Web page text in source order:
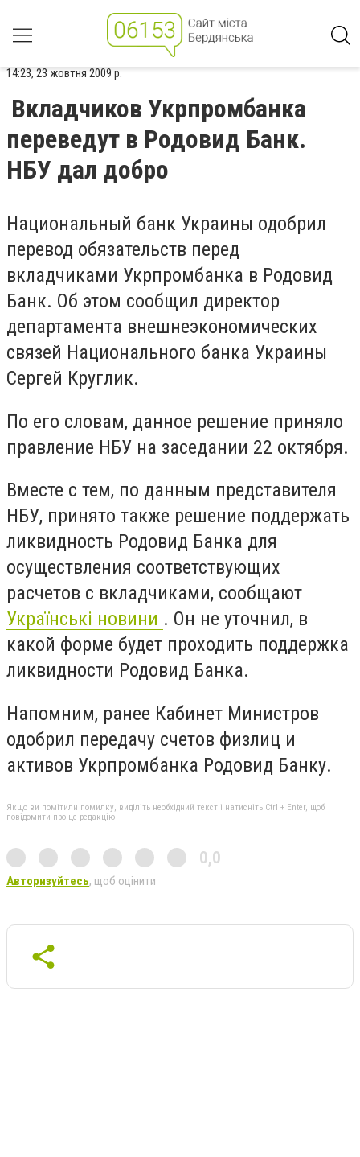
14:23, 23 жовтня 2009 р.
Вкладчиков Укрпромбанка
переведут в Родовид Банк.
НБУ дал добро
Национальный банк Украины одобрил
перевод обязательств перед
вкладчиками Укрпромбанка в Родовид
Банк. Об этом сообщил директор
департамента внешнеэкономических
связей Национального банка Украины
Сергей Круглик.
По его словам, данное решение приняло
правление НБУ на заседании 22 октября.
Вместе с тем, по данным представителя
НБУ, принято также решение поддержать
ликвидность Родовид Банка для
осуществления соответствующих
расчетов с вкладчиками, сообщают
Українські новини . Он не уточнил, в
какой форме будет проходить поддержка
ликвидности Родовид Банка.
Напомним, ранее Кабинет Министров
одобрил передачу счетов физлиц и
активов Укрпромбанка Родовид Банку.
Якщо ви помітили помилку, виділіть необхідний текст і натисніть Ctrl + Enter, щоб
повідомити про це редакцію
0,0
Авторизуйтесь, щоб оцінити